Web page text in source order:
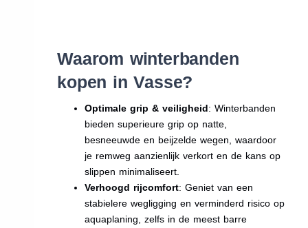
Waarom winterbanden
kopen in Vasse?
Optimale grip & veiligheid: Winterbanden
bieden superieure grip op natte,
besneeuwde en beijzelde wegen, waardoor
je remweg aanzienlijk verkort en de kans op
slippen minimaliseert.
Verhoogd rijcomfort: Geniet van een
stabielere wegligging en verminderd risico op
aquaplaning, zelfs in de meest barre